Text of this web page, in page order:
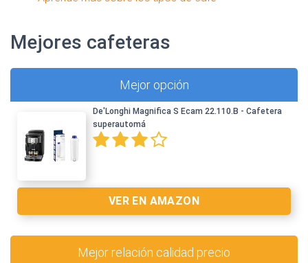
Mejores cafeteras
Mejor opción
De'Longhi Magnifica S Ecam 22.110.B - Cafetera
superautomá
VER EN AMAZON
Mejor relación calidad precio